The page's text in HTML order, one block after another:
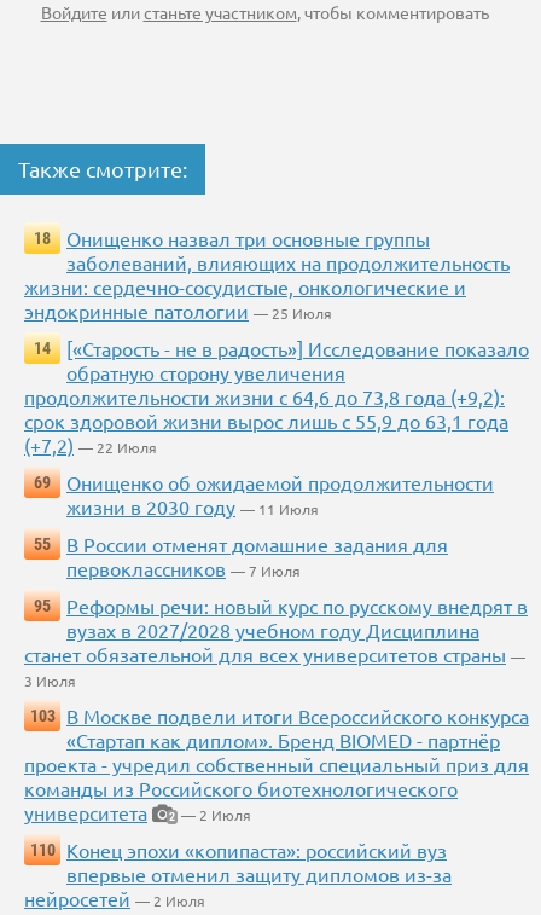
Войдите илистаньте участником, чтобы комментировать
Также смотрите:
18
Онищенко назвал три основные группы
заболеваний, влияющих на продолжительность
жизни: сердечно-сосудистые, онкологические и
эндокринные патологии — 25 Июля
14
[«Старость - не в радость»] Исследование показало
обратную сторону увеличения
продолжительности жизни с 64,6 до 73,8 года (+9,2):
срок здоровой жизни вырос лишь с 55,9 до 63,1 года
(+7,2) — 22 Июля
69
Онищенко об ожидаемой продолжительности
жизни в 2030 году — 11 Июля
55
В России отменят домашние задания для
первоклассников — 7 Июля
95
Реформы речи: новый курс по русскому внедрят в
вузах в 2027/2028 учебном году Дисциплина
станет обязательной для всех университетов страны —
3 Июля
103
В Москве подвели итоги Всероссийского конкурса
«Стартап как диплом». Бренд BIOMED - партнёр
проекта - учредил собственный специальный приз для
команды из Российского биотехнологического
университета
2 — 2 Июля
110
Конец эпохи «копипаста»: российский вуз
впервые отменил защиту дипломов из-за
нейросетей — 2 Июля